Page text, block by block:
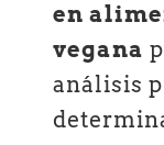
en
vegana
análisis